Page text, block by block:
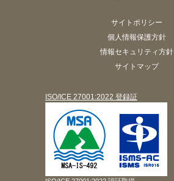
サイトポリシー
個人情報保護方針
情報セキュリティ方針
サイトマップ
ISO/ICE 27001:2022 登録証